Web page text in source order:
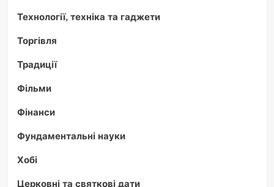
Технології, техніка та гаджети
Торгівля
Традиції
Фільми
Фінанси
Фундаментальні науки
Хобі
Церковні та святкові дати